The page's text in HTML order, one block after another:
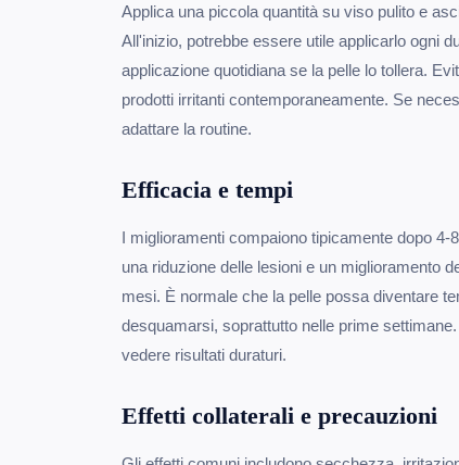
Applica una piccola quantità su viso pulito e
All'inizio, potrebbe essere utile applicarlo ogni
applicazione quotidiana se la pelle lo tollera.
prodotti irritanti contemporaneamente. Se
adattare la routine.
Efficacia e tempi
I miglioramenti compaiono tipicamente dopo
una riduzione delle lesioni e un miglioramento
mesi. È normale che la pelle possa diventare
desquamarsi, soprattutto nelle prime
vedere risultati duraturi.
Effetti collaterali e precauzioni